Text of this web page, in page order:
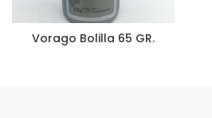
Vorago Bolilla 65 GR.